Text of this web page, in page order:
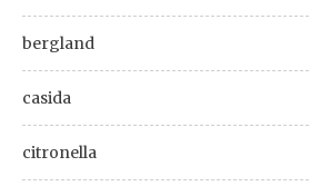
bergland
casida
citronella